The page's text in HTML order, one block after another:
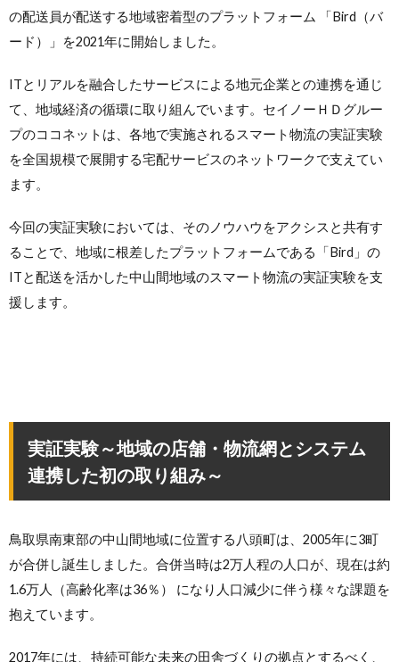
の配送員が配送する地域密着型のプラットフォーム 「Bird（バ
ード）」を2021年に開始しました。
ITとリアルを融合したサービスによる地元企業との連携を通じ
て、地域経済の循環に取り組んでいます。セイノーＨＤグルー
プのココネットは、各地で実施されるスマート物流の実証実験
を全国規模で展開する宅配サービスのネットワークで支えてい
ます。
今回の実証実験においては、そのノウハウをアクシスと共有す
ることで、地域に根差したプラットフォームである「Bird」の
ITと配送を活かした中山間地域のスマート物流の実証実験を支
援します。
実証実験～地域の店舗・物流網とシステム
連携した初の取り組み～
鳥取県南東部の中山間地域に位置する八頭町は、2005年に3町
が合併し誕生しました。合併当時は2万人程の人口が、現在は約
1.6万人（高齢化率は36％） になり人口減少に伴う様々な課題を
抱えています。
2017年には、持続可能な未来の田舎づくりの拠点とするべく、